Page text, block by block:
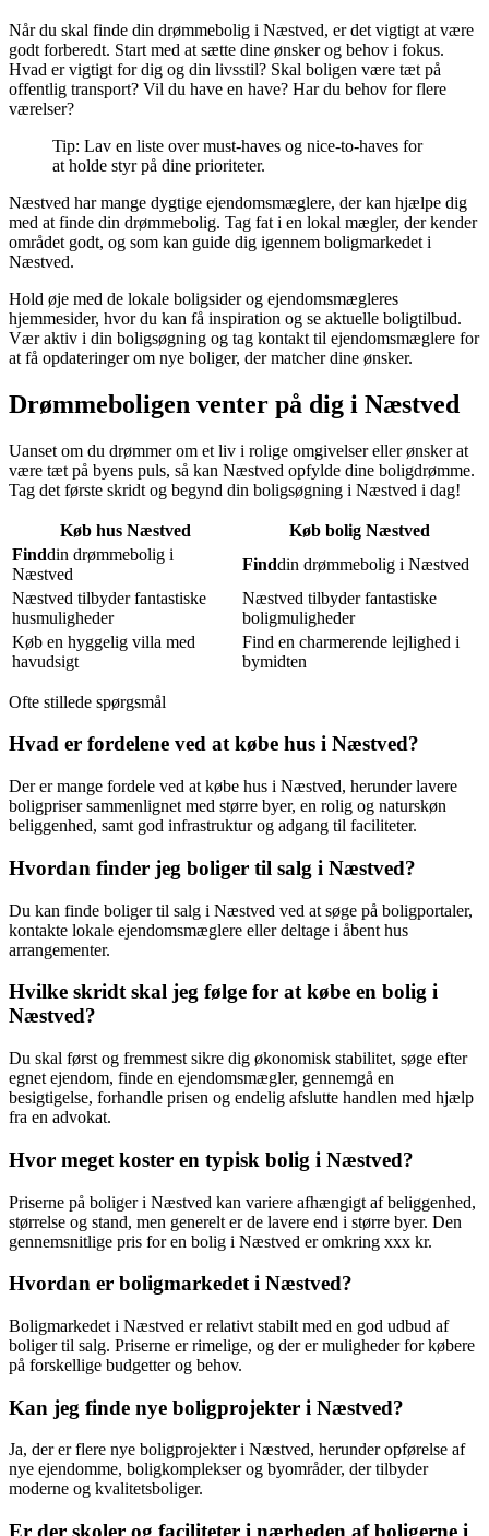
Når du skal finde din drømmebolig i Næstved, er det vigtigt at være
godt forberedt. Start med at sætte dine ønsker og behov i fokus.
Hvad er vigtigt for dig og din livsstil? Skal boligen være tæt på
offentlig transport? Vil du have en have? Har du behov for flere
værelser?
Tip: Lav en liste over must-haves og nice-to-haves for
at holde styr på dine prioriteter.
Næstved har mange dygtige ejendomsmæglere, der kan hjælpe dig
med at finde din drømmebolig. Tag fat i en lokal mægler, der kender
området godt, og som kan guide dig igennem boligmarkedet i
Næstved.
Hold øje med de lokale boligsider og ejendomsmægleres
hjemmesider, hvor du kan få inspiration og se aktuelle boligtilbud.
Vær aktiv i din boligsøgning og tag kontakt til ejendomsmæglere for
at få opdateringer om nye boliger, der matcher dine ønsker.
Drømmeboligen venter på dig i Næstved
Uanset om du drømmer om et liv i rolige omgivelser eller ønsker at
være tæt på byens puls, så kan Næstved opfylde dine boligdrømme.
Tag det første skridt og begynd din boligsøgning i Næstved i dag!
Køb hus Næstved
Køb bolig Næstved
Finddin drømmebolig i
Næstved
Finddin drømmebolig i Næstved
Næstved tilbyder fantastiske
husmuligheder
Næstved tilbyder fantastiske
boligmuligheder
Køb en hyggelig villa med
havudsigt
Find en charmerende lejlighed i
bymidten
Ofte stillede spørgsmål
Hvad er fordelene ved at købe hus i Næstved?
Der er mange fordele ved at købe hus i Næstved, herunder lavere
boligpriser sammenlignet med større byer, en rolig og naturskøn
beliggenhed, samt god infrastruktur og adgang til faciliteter.
Hvordan finder jeg boliger til salg i Næstved?
Du kan finde boliger til salg i Næstved ved at søge på boligportaler,
kontakte lokale ejendomsmæglere eller deltage i åbent hus
arrangementer.
Hvilke skridt skal jeg følge for at købe en bolig i
Næstved?
Du skal først og fremmest sikre dig økonomisk stabilitet, søge efter
egnet ejendom, finde en ejendomsmægler, gennemgå en
besigtigelse, forhandle prisen og endelig afslutte handlen med hjælp
fra en advokat.
Hvor meget koster en typisk bolig i Næstved?
Priserne på boliger i Næstved kan variere afhængigt af beliggenhed,
størrelse og stand, men generelt er de lavere end i større byer. Den
gennemsnitlige pris for en bolig i Næstved er omkring xxx kr.
Hvordan er boligmarkedet i Næstved?
Boligmarkedet i Næstved er relativt stabilt med en god udbud af
boliger til salg. Priserne er rimelige, og der er muligheder for købere
på forskellige budgetter og behov.
Kan jeg finde nye boligprojekter i Næstved?
Ja, der er flere nye boligprojekter i Næstved, herunder opførelse af
nye ejendomme, boligkomplekser og byområder, der tilbyder
moderne og kvalitetsboliger.
Er der skoler og faciliteter i nærheden af boligerne i